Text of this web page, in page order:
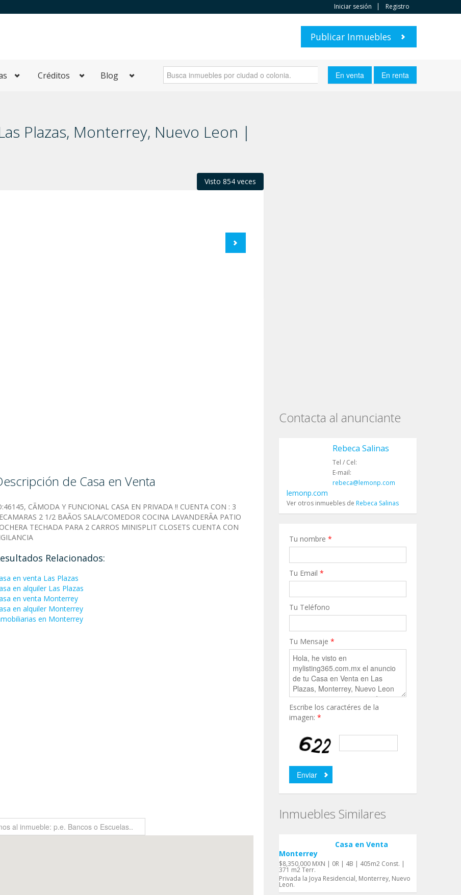
Iniciar sesión Registro
Publicar Inmuebles
Créditos Blog
Plazas, Monterrey, Nuevo Leon |
Visto 854 veces
de Casa en Venta
CÃMODA Y FUNCIONAL CASA EN PRIVADA !! CUENTA CON : 3
2 1/2 BAÃOS SALA/COMEDOR COCINA LAVANDERÃA PATIO
TECHADA PARA 2 CARROS MINISPLIT CLOSETS CUENTA CON
Relacionados:
en venta Las Plazas
en alquiler Las Plazas
en venta Monterrey
en alquiler Monterrey
en Monterrey
Contacta al anunciante
Rebeca Salinas
Tel / Cel:
E-mail:
rebeca@lemonp.com
lemonp.com
Ver otros inmuebles de Rebeca Salinas
Tu nombre *
Tu Email *
Tu Teléfono
Tu Mensaje *
Escribe los caractéres de la
imagen: *
Inmuebles Similares
Casa en Venta
Monterrey
$8,350,000 MXN | 0R | 4B | 405m2 Const. |
371 m2 Terr.
Privada la Joya Residencial, Monterrey, Nuevo
Leon.